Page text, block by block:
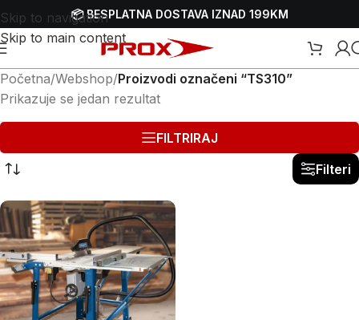
Skip to navigation
Skip to main content
📦 BESPLATNA DOSTAVA IZNAD 199KM
Početna/Webshop/Proizvodi označeni “TS310”
Prikazuje se jedan rezultat
FILTRIRAJ
Filteri